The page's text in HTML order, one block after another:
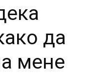
да
мене